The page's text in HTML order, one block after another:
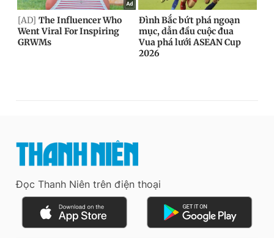
Đọc Thanh Niên trên điện thoại